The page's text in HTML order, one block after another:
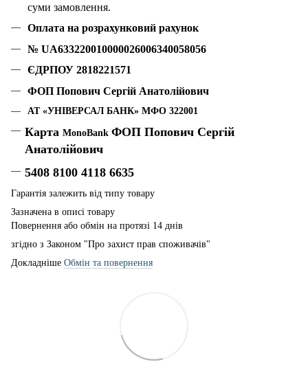
суми замовлення.
Оплата на розрахунковий рахунок
№ UA633220010000026006340058056
ЄДРПОУ 2818221571
ФОП Попович Сергій Анатолійович
АТ «УНІВЕРСАЛ БАНК» МФО 322001
Карта MonoBank ФОП Попович Сергій
Анатолійович
5408 8100 4118 6635
Гарантія залежить від типу товару
Зазначена в описі товару
Повернення або обмін на протязі 14 днів
згідно з Законом "Про захист прав споживачів"
Докладніше Обмін та повернення